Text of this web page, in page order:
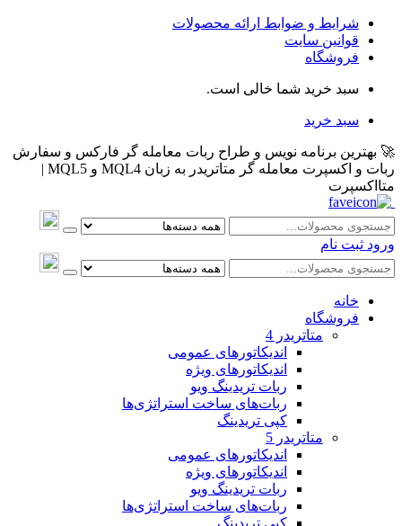
شرایط و ضوابط ارائه محصولات
قوانین سایت
فروشگاه
سبد خرید شما خالی است.
سبد خرید
🚀 بهترین برنامه نویس و طراح ربات معامله گر فارکس و سفارش
ربات و اکسپرت معامله گر متاتریدر به زبان MQL4 و MQL5 |
متااکسپرت
ورود ثبت نام
خانه
فروشگاه
متاتريدر 4
اندیکاتورهای عمومی
اندیکاتورهای ویژه
ربات تریدینگ ویو
ربات‌های ساخت استراتژی‌ها
کپی تریدینگ
متاتريدر 5
اندیکاتورهای عمومی
اندیکاتورهای ویژه
ربات تریدینگ ویو
ربات‌های ساخت استراتژی‌ها
کپی تریدینگ